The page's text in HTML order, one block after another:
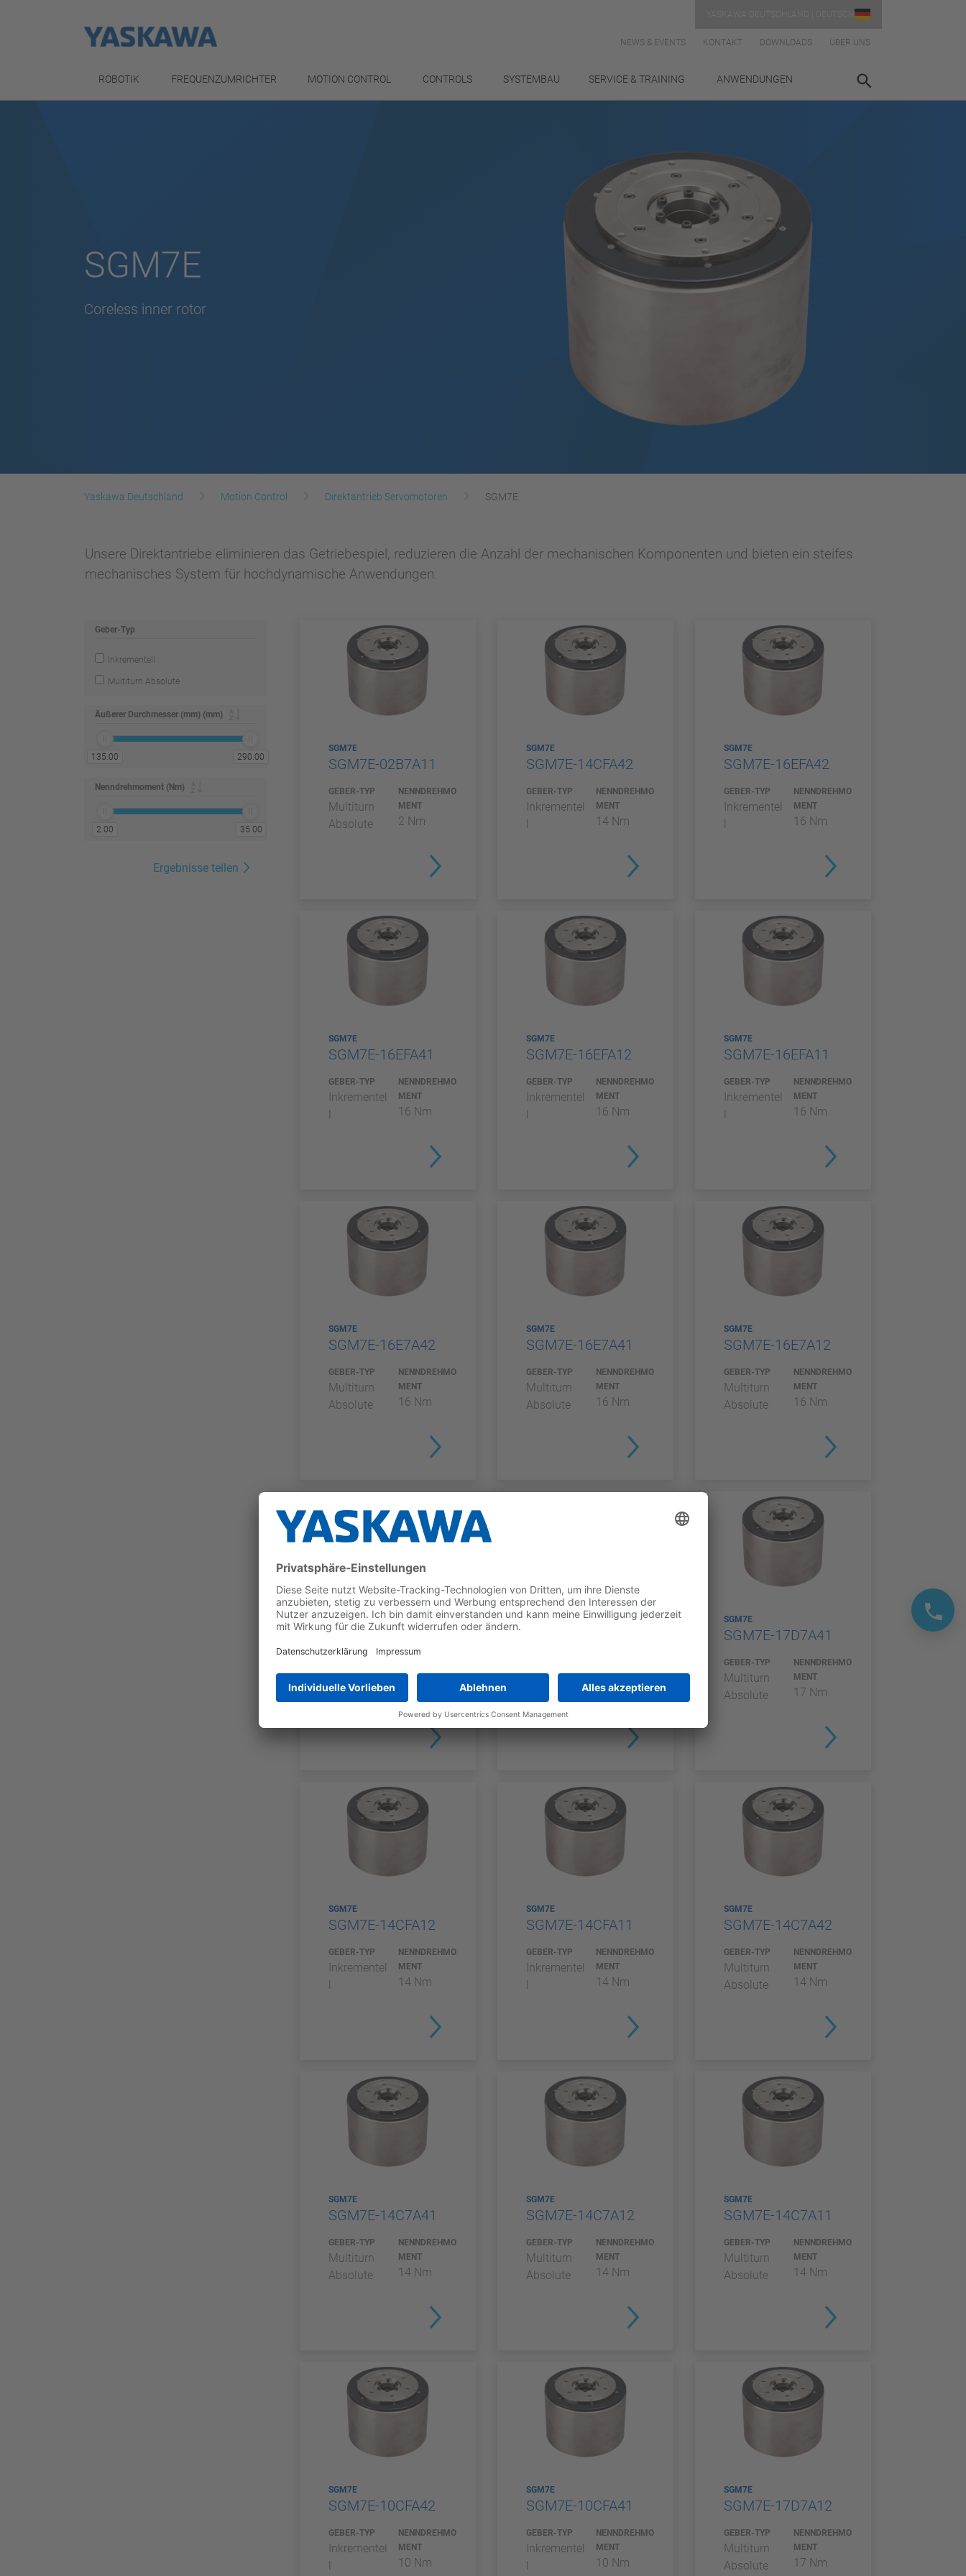
NEWS & EVENTS KONTAKT DOWNLOADS ÜBER UNS
ROBOTIK FREQUENZUMRICHTER MOTION CONTROL CONTROLS SYSTEMBAU SERVICE & TRAINING ANWENDUNGEN
SGM7E
Coreless inner rotor
Yaskawa Deutschland Motion Control Direktantrieb Servomotoren SGM7E
Unsere Direktantriebe eliminieren das Getriebespiel, reduzieren die Anzahl der mechanischen Komponenten und bieten ein steifes
mechanisches System für hochdynamische Anwendungen.
Geber-Typ
Inkrementell
Multiturn Absolute
Äußerer Durchmesser (mm) (mm)
135.00 290.00
Nenndrehmoment (Nm)
2.00 35.00
Ergebnisse teilen
SGM7E
SGM7E-02B7A11
GEBER-TYP
Multiturn
Absolute
NENNDREHMO
MENT
2 Nm
SGM7E
SGM7E-14CFA42
GEBER-TYP
Inkrementel
l
NENNDREHMO
MENT
14 Nm
SGM7E
SGM7E-16EFA42
GEBER-TYP
Inkrementel
l
NENNDREHMO
MENT
16 Nm
SGM7E
SGM7E-16EFA41
GEBER-TYP
Inkrementel
l
NENNDREHMO
MENT
16 Nm
SGM7E
SGM7E-16EFA12
GEBER-TYP
Inkrementel
l
NENNDREHMO
MENT
16 Nm
SGM7E
SGM7E-16EFA11
GEBER-TYP
Inkrementel
l
NENNDREHMO
MENT
16 Nm
SGM7E
SGM7E-16E7A42
GEBER-TYP
Multiturn
Absolute
NENNDREHMO
MENT
16 Nm
SGM7E
SGM7E-16E7A41
GEBER-TYP
Multiturn
Absolute
NENNDREHMO
MENT
16 Nm
SGM7E
SGM7E-16E7A12
GEBER-TYP
Multiturn
Absolute
NENNDREHMO
MENT
16 Nm
SGM7E
SGM7E-16E7A11
Multiturn
Absolute
MENT
SGM7E
Inkrementel
MENT
14 Nm
SGM7E
SGM7E-17D7A41
GEBER-TYP
Multiturn
Absolute
NENNDREHMO
MENT
17 Nm
SGM7E
SGM7E-14CFA12
GEBER-TYP
Inkrementel
NENNDREHMO
MENT
14 Nm
SGM7E
SGM7E-14CFA11
GEBER-TYP
Inkrementel
NENNDREHMO
MENT
14 Nm
SGM7E
SGM7E-14C7A42
GEBER-TYP
Multiturn
Absolute
NENNDREHMO
MENT
14 Nm
SGM7E
SGM7E-14C7A41
GEBER-TYP
Multiturn
Absolute
NENNDREHMO
MENT
14 Nm
SGM7E
SGM7E-14C7A12
GEBER-TYP
Multiturn
Absolute
NENNDREHMO
MENT
14 Nm
SGM7E
SGM7E-14C7A11
GEBER-TYP
Multiturn
Absolute
NENNDREHMO
MENT
14 Nm
SGM7E
SGM7E-10CFA42
GEBER-TYP
Inkrementel
NENNDREHMO
MENT
10 Nm
SGM7E
SGM7E-10CFA41
GEBER-TYP
Inkrementel
NENNDREHMO
MENT
10 Nm
SGM7E
SGM7E-17D7A12
GEBER-TYP
Multiturn
Absolute
NENNDREHMO
MENT
17 Nm